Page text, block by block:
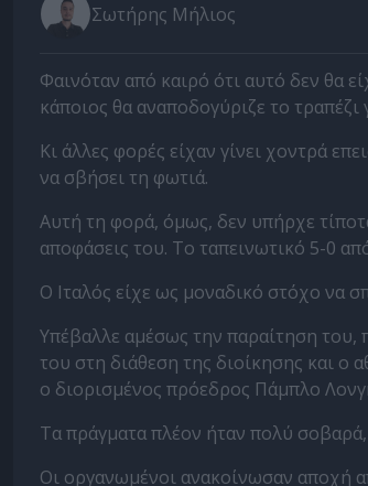
Σωτήρης Μήλιος
Φαινόταν από καιρό ότι αυτό δεν θα
κάποιος θα αναποδογύριζε το
Κι άλλες φορές είχαν γίνει χοντρά
να σβήσει τη φωτιά.
Αυτή τη φορά, όμως, δεν υπήρχε
αποφάσεις του. Το ταπεινωτικό 5-0
Ο Ιταλός είχε ως μοναδικό στόχο να
Υπέβαλλε αμέσως την παραίτηση του,
του στη διάθεση της διοίκησης και ο
ο διορισμένος πρόεδρος Πάμπλο
Τα πράγματα πλέον ήταν πολύ
Οι οργανωμένοι ανακοίνωσαν αποχή